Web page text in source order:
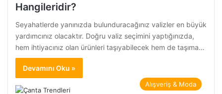
Hangileridir?
Seyahatlerde yanınızda bulunduracağınız valizler en büyük
yardımcınız olacaktır. Doğru valiz seçimini yaptığınızda,
hem ihtiyacınız olan ürünleri taşıyabilecek hem de taşıma…
Devamını Oku »
Alışveriş & Moda